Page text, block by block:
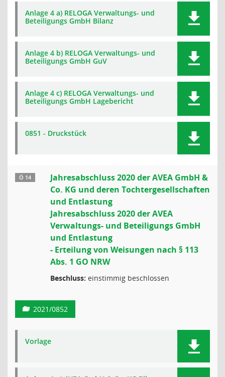
Anlage 4 a) RELOGA Verwaltungs- und
Beteiligungs GmbH Bilanz
Anlage 4 b) RELOGA Verwaltungs- und
Beteiligungs GmbH GuV
Anlage 4 c) RELOGA Verwaltungs- und
Beteiligungs GmbH Lagebericht
0851 - Druckstück
Ö 14
Jahresabschluss 2020 der AVEA GmbH &
Co. KG und deren Tochtergesellschaften
und Entlastung
Jahresabschluss 2020 der AVEA
Verwaltungs- und Beteiligungs GmbH
und Entlastung
- Erteilung von Weisungen nach § 113
Abs. 1 GO NRW
Beschluss: einstimmig beschlossen
2021/0852
Vorlage